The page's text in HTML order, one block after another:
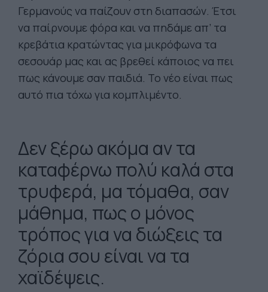
Γερμανούς να παίζουν στη διαπασών. Έτσι
να παίρνουμε φόρα και να πηδάμε απ’ τα
κρεβάτια κρατώντας για μικρόφωνα τα
σεσουάρ μας και ας βρεθεί κάποιος να πει
πως κάνουμε σαν παιδιά. Το νέο είναι πως
αυτό πια τόχω για κομπλιμέντο.
Δεν ξέρω ακόμα αν τα
καταφέρνω πολύ καλά στα
τρυφερά, μα τόμαθα, σαν
μάθημα, πως ο μόνος
τρόπος για να διώξεις τα
ζόρια σου είναι να τα
χαϊδέψεις.